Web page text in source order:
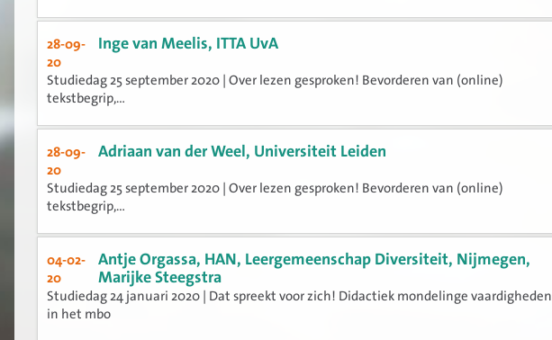
28-09-
20
Inge van Meelis, ITTA UvA
Studiedag 25 september 2020 | Over lezen gesproken! Bevorderen van (online)
tekstbegrip,...
28-09-
20
Adriaan van der Weel, Universiteit Leiden
Studiedag 25 september 2020 | Over lezen gesproken! Bevorderen van (online)
tekstbegrip,...
04-02-
20
Antje Orgassa, HAN, Leergemeenschap Diversiteit, Nijmegen,
Marijke Steegstra
Studiedag 24 januari 2020 | Dat spreekt voor zich! Didactiek mondelinge vaardigheden
in het mbo